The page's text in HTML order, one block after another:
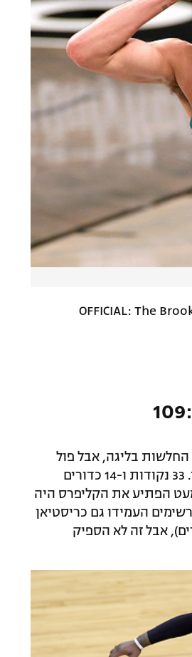
OFFICIAL: The
מול אחת הקבוצות החלשות בליגה, אבל פול
ג'ורג' לקח פיקוד והצליח למנוע מבוכה גדולה עוד יותר בדמות הפסד. 33 נקודות ו-14 כדורים
הפתיע את הקליפרס היה
ו-13 אסיסטים ומספרים מרשימים העמידו גם כריסטיאן
וקלי אוליניק (23 נקודות ו-10 ריבאונדים), אבל זה לא הספיק